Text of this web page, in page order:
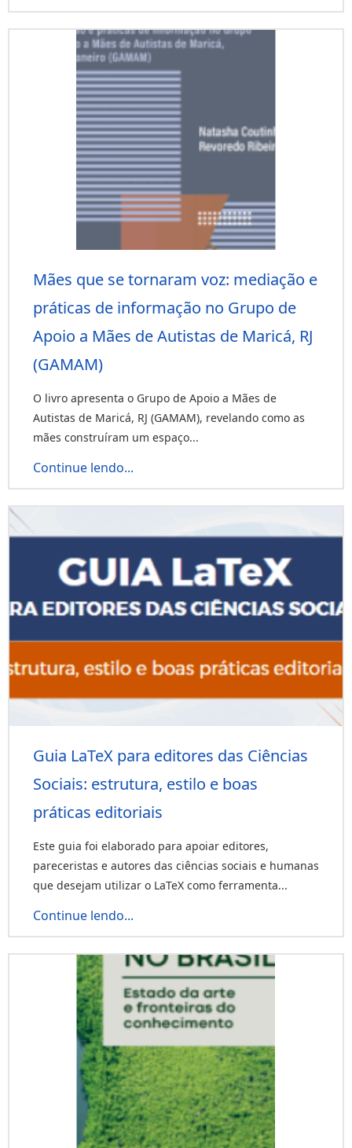
Mães que se tornaram voz: mediação e
práticas de informação no Grupo de
Apoio a Mães de Autistas de Maricá, RJ
(GAMAM)
O livro apresenta o Grupo de Apoio a Mães de
Autistas de Maricá, RJ (GAMAM), revelando como as
mães construíram um espaço...
Continue lendo...
Guia LaTeX para editores das Ciências
Sociais: estrutura, estilo e boas
práticas editoriais
Este guia foi elaborado para apoiar editores,
pareceristas e autores das ciências sociais e humanas
que desejam utilizar o LaTeX como ferramenta...
Continue lendo...